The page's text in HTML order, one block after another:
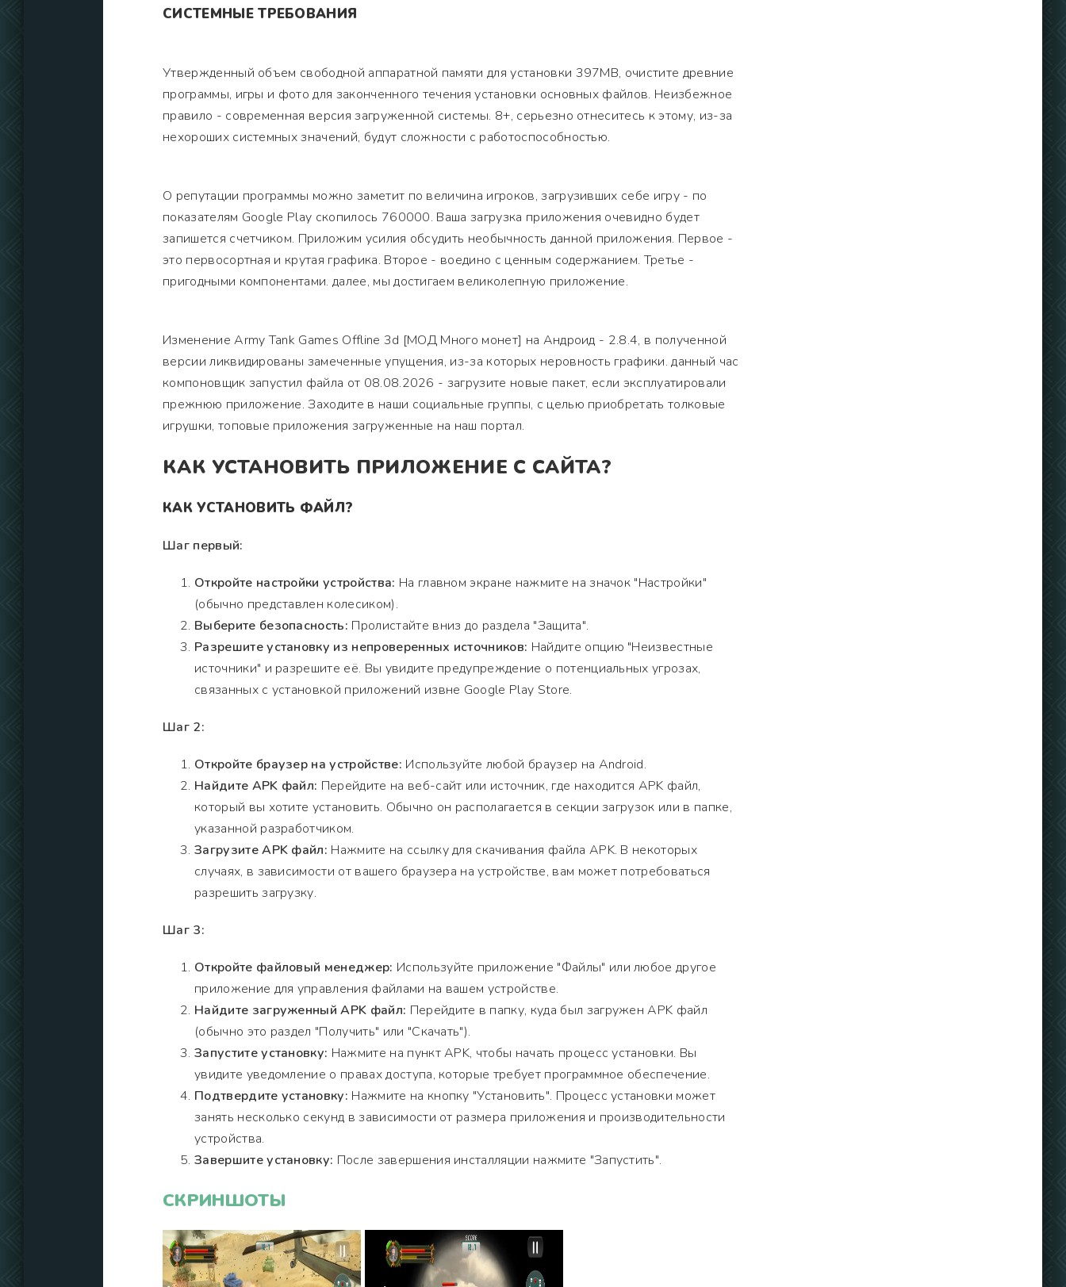
СИСТЕМНЫЕ ТРЕБОВАНИЯ
Утвержденный объем свободной аппаратной памяти для установки 397MB, очистите древние
программы, игры и фото для законченного течения установки основных файлов. Неизбежное
правило - современная версия загруженной системы. 8+, серьезно отнеситесь к этому, из-за
нехороших системных значений, будут сложности с работоспособностью.
О репутации программы можно заметит по величина игроков, загрузивших себе игру - по
показателям Google Play скопилось 760000. Ваша загрузка приложения очевидно будет
запишется счетчиком. Приложим усилия обсудить необычность данной приложения. Первое -
это первосортная и крутая графика. Второе - воедино с ценным содержанием. Третье -
пригодными компонентами. далее, мы достигаем великолепную приложение.
Изменение Army Tank Games Offline 3d [МОД Много монет] на Андроид - 2.8.4, в полученной
версии ликвидированы замеченные упущения, из-за которых неровность графики. данный час
компоновщик запустил файла от 08.08.2026 - загрузите новые пакет, если эксплуатировали
прежнюю приложение. Заходите в наши социальные группы, с целью приобретать толковые
игрушки, топовые приложения загруженные на наш портал.
КАК УСТАНОВИТЬ ПРИЛОЖЕНИЕ С САЙТА?
КАК УСТАНОВИТЬ ФАЙЛ?
Шаг первый:
Откройте настройки устройства: На главном экране нажмите на значок "Настройки"
(обычно представлен колесиком).
Выберите безопасность: Пролистайте вниз до раздела "Защита".
Разрешите установку из непроверенных источников: Найдите опцию "Неизвестные
источники" и разрешите её. Вы увидите предупреждение о потенциальных угрозах,
связанных с установкой приложений извне Google Play Store.
Шаг 2:
Откройте браузер на устройстве: Используйте любой браузер на Android.
Найдите APK файл: Перейдите на веб-сайт или источник, где находится APK файл,
который вы хотите установить. Обычно он располагается в секции загрузок или в папке,
указанной разработчиком.
Загрузите APK файл: Нажмите на ссылку для скачивания файла APK. В некоторых
случаях, в зависимости от вашего браузера на устройстве, вам может потребоваться
разрешить загрузку.
Шаг 3:
Откройте файловый менеджер: Используйте приложение "Файлы" или любое другое
приложение для управления файлами на вашем устройстве.
Найдите загруженный APK файл: Перейдите в папку, куда был загружен APK файл
(обычно это раздел "Получить" или "Скачать").
Запустите установку: Нажмите на пункт APK, чтобы начать процесс установки. Вы
увидите уведомление о правах доступа, которые требует программное обеспечение.
Подтвердите установку: Нажмите на кнопку "Установить". Процесс установки может
занять несколько секунд в зависимости от размера приложения и производительности
устройства.
Завершите установку: После завершения инсталляции нажмите "Запустить".
СКРИНШОТЫ